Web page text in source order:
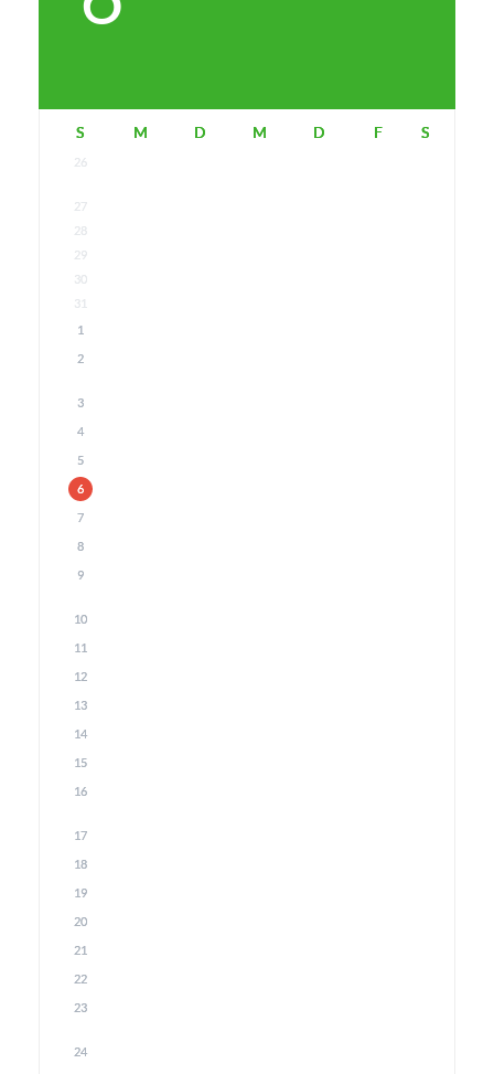
S M D M D F S
26
27
28
29
30
31
1
2
3
4
5
6
7
8
9
10
11
12
13
14
15
16
17
18
19
20
21
22
23
24